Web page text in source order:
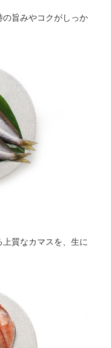
旨みやコクがしっか
質なカマスを、生に